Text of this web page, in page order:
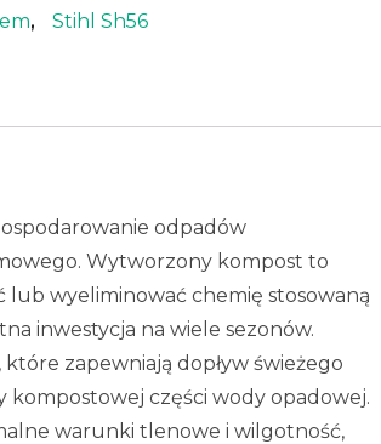
, Stihl Sh56
odpadów
Wytworzony kompost to
wyeliminować chemię stosowaną
inwestycja na wiele sezonów.
zapewniają dopływ świeżego
kompostowej części wody opadowej.
warunki tlenowe i wilgotność,